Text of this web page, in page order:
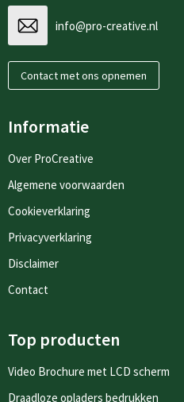
info@pro-creative.nl
Contact met ons opnemen
Informatie
Over ProCreative
Algemene voorwaarden
Cookieverklaring
Privacyverklaring
Disclaimer
Contact
Top producten
Video Brochure met LCD scherm
Draadloze opladers bedrukken